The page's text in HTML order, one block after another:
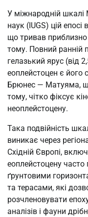
У міжнародній шкалі
наук (IUGS) цій епосі
що тривав приблизно
тому. Повний ранній
гелазький ярус (від
еоплейстоцен є
Брюнес — Матуяма,
тому, чітко фіксує
неоплейстоцену.
Така подвійність
виникає через
Східній Європі,
еоплейстоцену часто
ґрунтовими
та терасами, які
розчленовувати
аналізів і фауни